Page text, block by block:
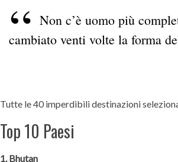
Non c’è uomo più
cambiato venti volte la forma
Tutte le 40 imperdibili destinazioni
Top 10 Paesi
1. Bhutan